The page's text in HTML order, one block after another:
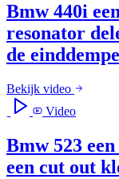
Bmw 440i
resonator
de
Bekijk video
Video
Bmw 523
een cut out